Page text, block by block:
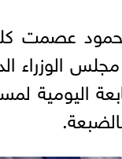
عصمت
الوزراء
اليومية